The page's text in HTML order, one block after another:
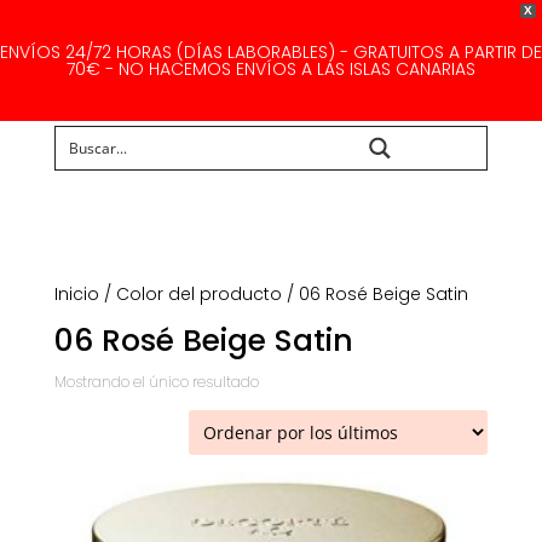
X
ENVÍOS 24/72 HORAS (DÍAS LABORABLES) - GRATUITOS A PARTIR DE
70€ - NO HACEMOS ENVÍOS A LAS ISLAS CANARIAS
Inicio / Color del producto / 06 Rosé Beige Satin
06 Rosé Beige Satin
Mostrando el único resultado